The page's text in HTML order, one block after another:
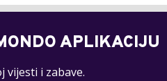
APLIKACIJU
vijesti i zabave.